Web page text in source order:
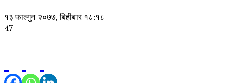
१३ फाल्गुन २०७७, बिहीबार १८:१८
47